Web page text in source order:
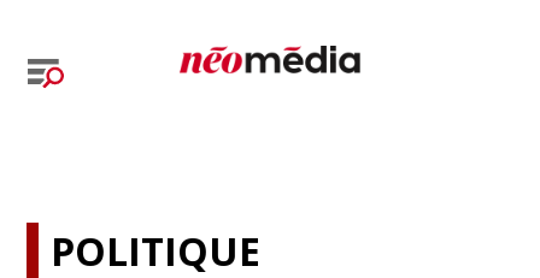
POLITIQUE